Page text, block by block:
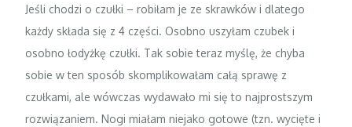
Jeśli chodzi o czułki – robiłam je ze skrawków i dlatego
każdy składa się z 4 części. Osobno uszyłam czubek i
osobno łodyżkę czułki. Tak sobie teraz myślę, że chyba
sobie w ten sposób skomplikowałam całą sprawę z
czułkami, ale wówczas wydawało mi się to najprostszym
rozwiązaniem. Nogi miałam niejako gotowe (tzn. wycięte i